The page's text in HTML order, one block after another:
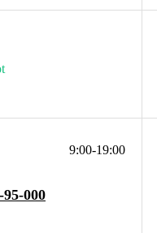
9:00-19:00
95-000